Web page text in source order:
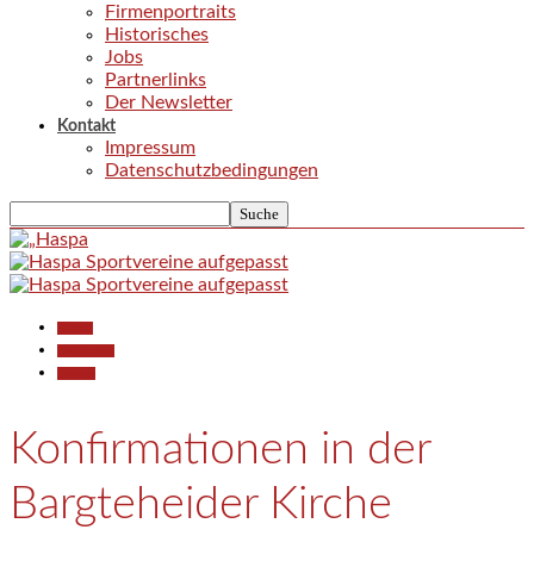
Firmenportraits
Historisches
Jobs
Partnerlinks
Der Newsletter
Kontakt
Impressum
Datenschutzbedingungen
Konfirmationen in der
Bargteheider Kirche